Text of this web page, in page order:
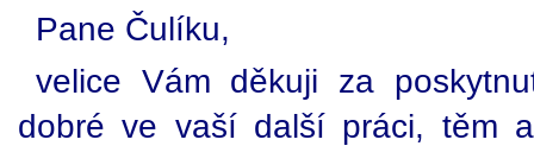
Pane Čulíku,
velice Vám děkuji za
dobré ve vaší další práci, těm